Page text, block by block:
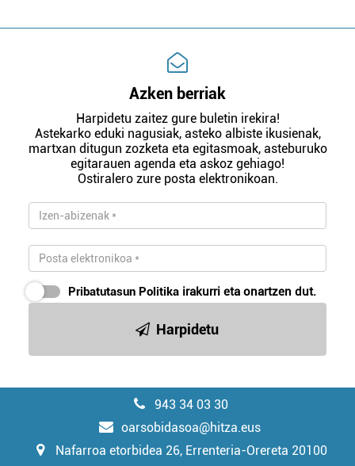
Azken berriak
Harpidetu zaitez gure buletin irekira!
Astekarko eduki nagusiak, asteko albiste ikusienak,
martxan ditugun zozketa eta egitasmoak, asteburuko
egitarauen agenda eta askoz gehiago!
Ostiralero zure posta elektronikoan.
Pribatutasun Politika irakurri eta onartzen dut.
Harpidetu
943 34 03 30
oarsobidasoa@hitza.eus
Nafarroa etorbidea 26, Errenteria-Orereta 20100